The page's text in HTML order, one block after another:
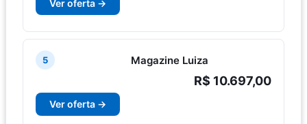
Ver oferta →
5 Magazine Luiza
R$ 10.697,00
Ver oferta →